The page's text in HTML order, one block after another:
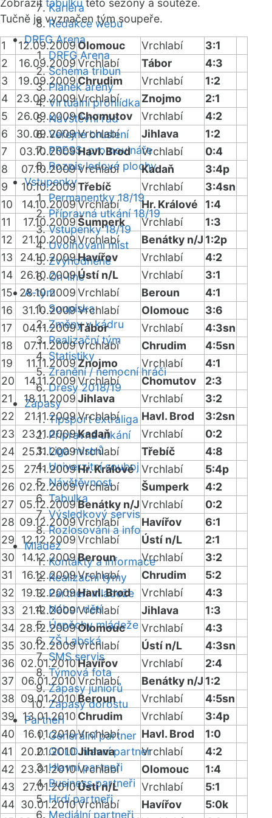
Kariéra
Redakce webu
DRFG Arena
DRFG Arena
Schéma tribun
Plánek areny
Virtuální prohlídka
Návštěvní řád
Veřejné bruslení
PRESS: pro novináře
Rozpis ledové plochy
Vstupenky
Permanentky 18/19
Přípravná utkání 18/19
Vstupenky 18/19
Uvolňování míst
Zvýhodněné
On-line
A-tým
Soupiska
Změny v kádru
Realizační tým
Statistiky
Zranění / nemocní hráči
Dresy 2018/19
Zápasy
Tipsport extraliga
Přípravná utkání
Liga mistrů
Univerzitní souboj
Návštěvnost
Tabulka
Výsledkový servis
Rozlosování a info
Mládež
Kontakty a informace
Realizační týmy
Partneři mládeže
Nábor dětí
Úspěchy mládeže
ZŠ Labská
SMS servis
Týmová fota
Zápasy juniorů
Zápasy dorostu
Partneři
Generální partner
GOLD hlavní partner
Hlavní partneři
Business partneři
Hrdí partneři
Mediální partneři
Zobrazit tabulku této sezóny a soutěže.
Tučně je vyznačen tým soupeře.
1 12.09.2009Olomouc Vrchlabí
3:1
2
16.09.2009Vrchlabí Tábor
4:3
3
19.09.2009 Chrudim Vrchlabí
1:2
4
23.09.2009Vrchlabí Znojmo
2:1
5
26.09.2009Chomutov Vrchlabí
4:2
6
30.09.2009Vrchlabí Jihlava
1:2
7
03.10.2009Havl. Brod Vrchlabí
0:4
8
07.10.2009Vrchlabí Kadaň
3:4p
9
10.10.2009Třebíč Vrchlabí
3:4sn
10
14.10.2009Vrchlabí Hr. Králové
1:4
11
17.10.2009Šumperk Vrchlabí
1:3
12
21.10.2009Vrchlabí Benátky n/J 1:2p
13
24.10.2009Havířov Vrchlabí
4:2
14
26.10.2009Ústí n/L Vrchlabí
3:1
15
28.10.2009Vrchlabí Beroun
4:1
16
31.10.2009Vrchlabí Olomouc
3:6
17
04.11.2009Tábor Vrchlabí
4:3sn
18
07.11.2009Vrchlabí Chrudim
4:5sn
19
11.11.2009Znojmo Vrchlabí
4:1
20
14.11.2009Vrchlabí Chomutov
2:3
21
18.11.2009Jihlava Vrchlabí
3:2
22
21.11.2009Vrchlabí Havl. Brod
3:2sn
23
23.11.2009Kadaň Vrchlabí
0:2
24
25.11.2009Vrchlabí Třebíč
4:8
25
27.11.2009Hr. Králové Vrchlabí
5:4p
26 02.12.2009Vrchlabí Šumperk
4:2
27 05.12.2009 Benátky n/JVrchlabí
0:2
28 09.12.2009Vrchlabí Havířov
6:1
29
12.12.2009Vrchlabí Ústí n/L
2:1
30
14.12.2009Beroun Vrchlabí
3:2
31
16.12.2009Vrchlabí Chrudim
5:2
32
19.12.2009Havl. Brod Vrchlabí
4:3
33
21.12.2009Vrchlabí Jihlava
1:3
34 28.12.2009Olomouc Vrchlabí
4:3
35 30.12.2009Vrchlabí Ústí n/L
4:3sn
36 02.01.2010Havířov Vrchlabí
2:4
37
06.01.2010Vrchlabí Benátky n/J 1:2
38 09.01.2010 Beroun Vrchlabí
4:5sn
39
13.01.2010 Chrudim Vrchlabí
3:4p
40
16.01.2010Vrchlabí Havl. Brod
1:0
41
20.01.2010Jihlava Vrchlabí
4:2
42 23.01.2010Vrchlabí Olomouc
1:4
43
27.01.2010Ústí n/L Vrchlabí
5:1
44 30.01.2010Vrchlabí Havířov
5:0k